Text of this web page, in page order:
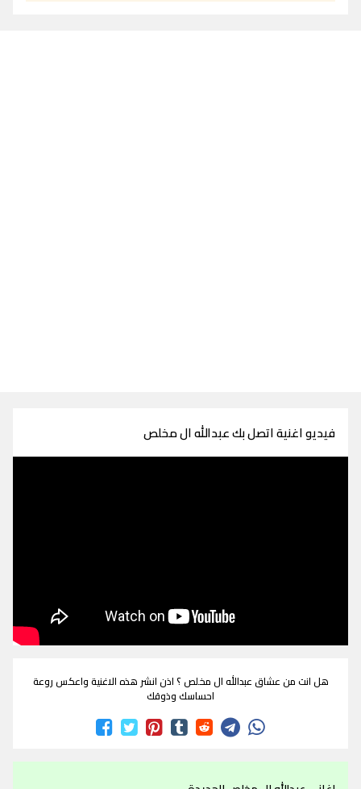
فيديو اغنية اتصل بك عبدالله ال مخلص
هل انت من عشاق عبدالله ال مخلص ؟ اذن انشر هذه الاغنية واعكس روعة
احساسك وذوقك